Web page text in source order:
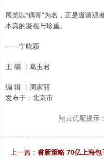
展览以“偶寄”为名，正是邀请
本真的凝视与珍重。
——宁晓颖
主 编 丨葛玉君
编 辑 丨周家丽
发布于：北京市
翔云优配提示
上一篇： 睿新策略 70亿上海